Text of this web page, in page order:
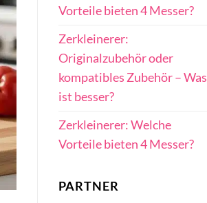
Vorteile bieten 4 Messer?
Zerkleinerer:
Originalzubehör oder
kompatibles Zubehör – Was
ist besser?
Zerkleinerer: Welche
Vorteile bieten 4 Messer?
PARTNER